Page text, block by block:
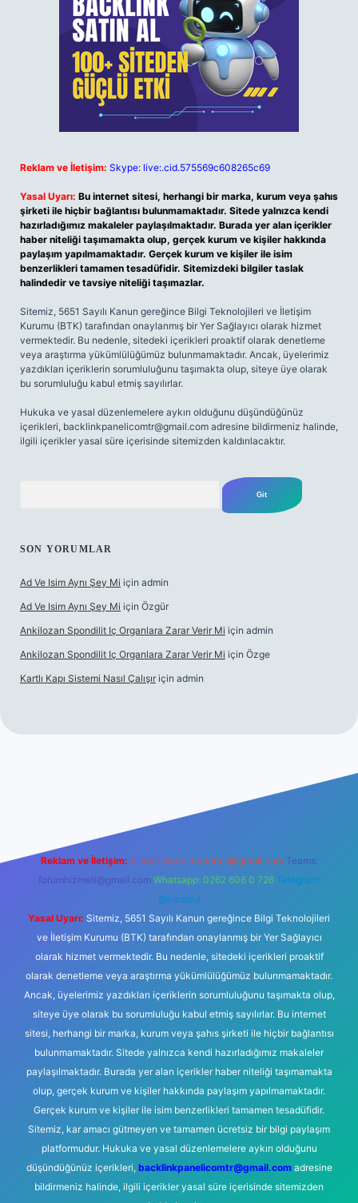
Reklam ve İletişim: Skype: live:.cid.575569c608265c69
Yasal Uyarı: Bu internet sitesi, herhangi bir marka, kurum veya şahıs
şirketi ile hiçbir bağlantısı bulunmamaktadır. Sitede yalnızca kendi
hazırladığımız makaleler paylaşılmaktadır. Burada yer alan içerikler
haber niteliği taşımamakta olup, gerçek kurum ve kişiler hakkında
paylaşım yapılmamaktadır. Gerçek kurum ve kişiler ile isim
benzerlikleri tamamen tesadüfidir. Sitemizdeki bilgiler taslak
halindedir ve tavsiye niteliği taşımazlar.
Sitemiz, 5651 Sayılı Kanun gereğince Bilgi Teknolojileri ve İletişim
Kurumu (BTK) tarafından onaylanmış bir Yer Sağlayıcı olarak hizmet
vermektedir. Bu nedenle, sitedeki içerikleri proaktif olarak denetleme
veya araştırma yükümlülüğümüz bulunmamaktadır. Ancak, üyelerimiz
yazdıkları içeriklerin sorumluluğunu taşımakta olup, siteye üye olarak
bu sorumluluğu kabul etmiş sayılırlar.
Hukuka ve yasal düzenlemelere aykırı olduğunu düşündüğünüz
içerikleri, backlinkpanelicomtr@gmail.com adresine bildirmeniz halinde,
ilgili içerikler yasal süre içerisinde sitemizden kaldırılacaktır.
SON YORUMLAR
Ad Ve Isim Aynı Şey Mi için admin
Ad Ve Isim Aynı Şey Mi için Özgür
Ankilozan Spondilit Iç Organlara Zarar Verir Mi için admin
Ankilozan Spondilit Iç Organlara Zarar Verir Mi için Özge
Kartlı Kapı Sistemi Nasıl Çalışır için admin
Reklam ve İletişim: E-mail: backlinkpaneli@gmail.com Teams:
forumhizmeti@gmail.com Whatsapp: 0262 606 0 726 Telegram:
@karabul
Yasal Uyarı: Sitemiz, 5651 Sayılı Kanun gereğince Bilgi Teknolojileri
ve İletişim Kurumu (BTK) tarafından onaylanmış bir Yer Sağlayıcı
olarak hizmet vermektedir. Bu nedenle, sitedeki içerikleri proaktif
olarak denetleme veya araştırma yükümlülüğümüz bulunmamaktadır.
Ancak, üyelerimiz yazdıkları içeriklerin sorumluluğunu taşımakta olup,
siteye üye olarak bu sorumluluğu kabul etmiş sayılırlar. Bu internet
sitesi, herhangi bir marka, kurum veya şahıs şirketi ile hiçbir bağlantısı
bulunmamaktadır. Sitede yalnızca kendi hazırladığımız makaleler
paylaşılmaktadır. Burada yer alan içerikler haber niteliği taşımamakta
olup, gerçek kurum ve kişiler hakkında paylaşım yapılmamaktadır.
Gerçek kurum ve kişiler ile isim benzerlikleri tamamen tesadüfidir.
Sitemiz, kar amacı gütmeyen ve tamamen ücretsiz bir bilgi paylaşım
platformudur. Hukuka ve yasal düzenlemelere aykırı olduğunu
düşündüğünüz içerikleri, backlinkpanelicomtr@gmail.comadresine
bildirmeniz halinde, ilgili içerikler yasal süre içerisinde sitemizden